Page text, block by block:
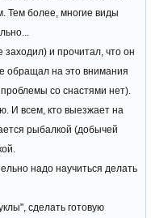
Тем более, многие виды
и прочитал, что он
обращал на это внимания
проблемы со снастями нет).
И всем, кто выезжает на
рыбалкой (добычей
надо научиться делать
сделать готовую